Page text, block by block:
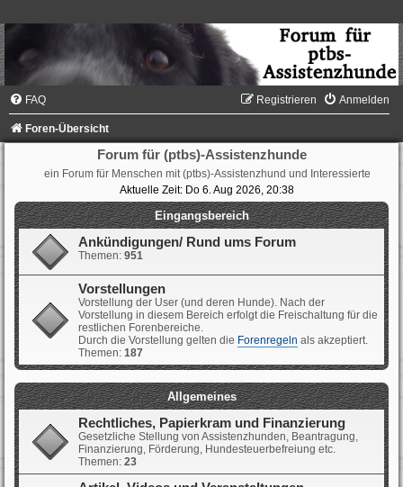
FAQ Anmelden
Registrieren
Foren-Übersicht
Forum für (ptbs)-Assistenzhunde
ein Forum für Menschen mit (ptbs)-Assistenzhund und Interessierte
Aktuelle Zeit: Do 6. Aug 2026, 20:38
Eingangsbereich
Ankündigungen/ Rund ums Forum
Themen: 951
Vorstellungen
Vorstellung der User (und deren Hunde). Nach der
Vorstellung in diesem Bereich erfolgt die Freischaltung für die
restlichen Forenbereiche.
Durch die Vorstellung gelten die Forenregeln als akzeptiert.
Themen: 187
Allgemeines
Rechtliches, Papierkram und Finanzierung
Gesetzliche Stellung von Assistenzhunden, Beantragung,
Finanzierung, Förderung, Hundesteuerbefreiung etc.
Themen: 23